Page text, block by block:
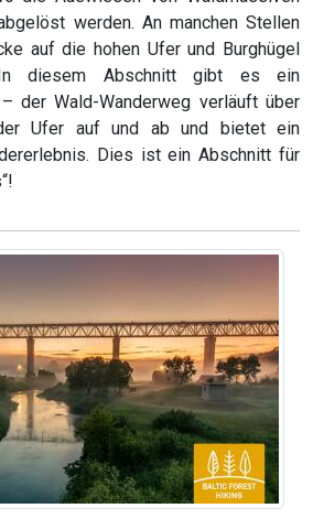
werden. An manchen Stellen
auf die hohen Ufer und Burghügel
diesem Abschnitt gibt es ein
der Wald-Wanderweg verläuft über
Ufer auf und ab und bietet ein
Dies ist ein Abschnitt für